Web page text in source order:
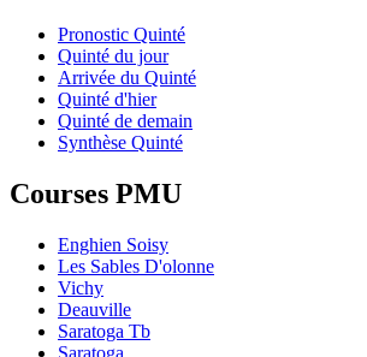
Pronostic Quinté
Quinté du jour
Arrivée du Quinté
Quinté d'hier
Quinté de demain
Synthèse Quinté
Courses PMU
Enghien Soisy
Les Sables D'olonne
Vichy
Deauville
Saratoga Tb
Saratoga